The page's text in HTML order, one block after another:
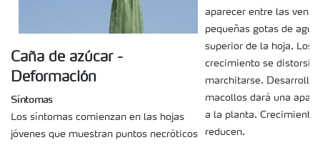
Caña de azúcar -
Deformación
Síntomas
Los síntomas comienzan en las hojas
jóvenes que muestran puntos necróticos
aparecer entre las
pequeñas gotas de
superior de la hoja. Los
crecimiento se
marchitarse. Desarrollo
macollos dará una
a la planta. Crecimiento
reducen.